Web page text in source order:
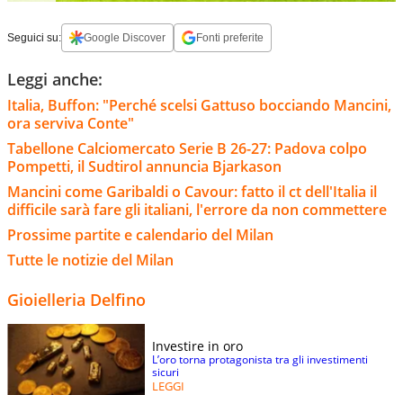
Seguici su: Google Discover Fonti preferite
Leggi anche:
Italia, Buffon: "Perché scelsi Gattuso bocciando Mancini,
ora serviva Conte"
Tabellone Calciomercato Serie B 26-27: Padova colpo
Pompetti, il Sudtirol annuncia Bjarkason
Mancini come Garibaldi o Cavour: fatto il ct dell'Italia il
difficile sarà fare gli italiani, l'errore da non commettere
Prossime partite e calendario del Milan
Tutte le notizie del Milan
Gioielleria Delfino
Investire in oro
L’oro torna protagonista tra gli investimenti
sicuri
LEGGI